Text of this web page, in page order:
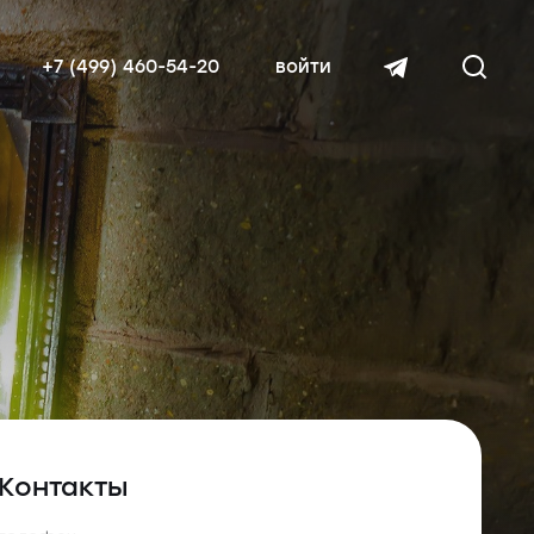
читать далее
+7 (499) 460-54-20 войти
Контакты